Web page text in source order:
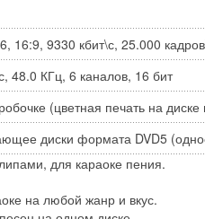
16:9, 9330 кбит\с, 25.000
48.0 КГц, 6 каналов, 16 бит
(цветная печать на
диски формата DVD5
для караоке пения.
на любой жанр и вкус.